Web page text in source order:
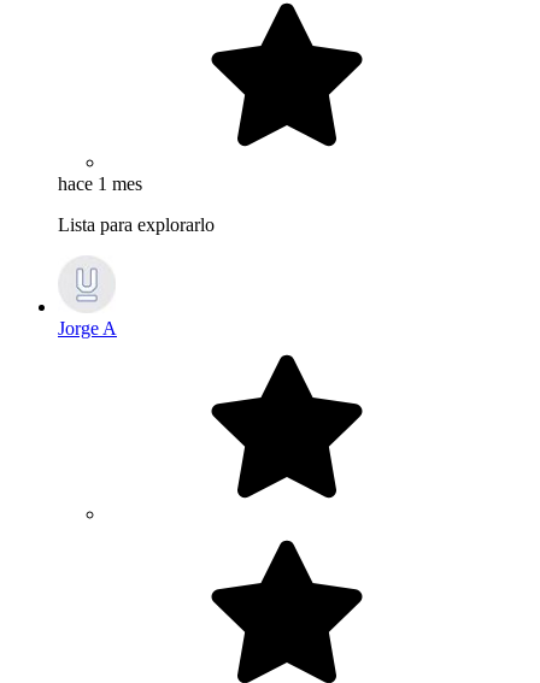
hace 1 mes
Lista para explorarlo
Jorge A